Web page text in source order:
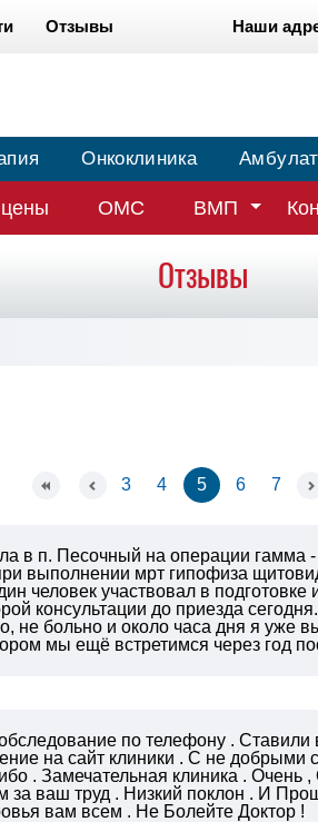
Отзывы Наши
Онкоклиника
ОМС ВМП
Отзывы
3 4 5 6 7
в п. Песочный на операции гамма
выполнении мрт гипофиза
человек участвовал в
консультации до приезда
не больно и около часа дня я уже
мы ещё встретимся через год
по телефону .
на сайт клиники . С не
. Замечательная клиника .
за ваш труд . Низкий поклон . И
вам всем . Не Болейте Доктор !